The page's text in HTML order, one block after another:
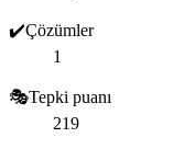
✔️Çözümler
1
🎭Tepki puanı
219